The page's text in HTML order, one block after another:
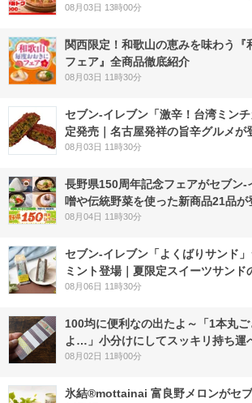
08月03日 13時00分
関西限定！和歌山の恵みを味わう『
フェア』全商品徹底紹介
08月03日 11時30分
セブン-イレブン「激辛！台湾ミン
定発売｜名古屋発祥の旨辛グルメが
08月03日 11時30分
長野県150周年記念フェアがセブ
噌や伝統野菜を使った新商品21品が
08月04日 11時30分
セブン‐イレブン「よくばりサンド
ミント登場｜夏限定スイーツサンド
08月06日 11時30分
100均に便利なの出たよ～「1本丸
よ…」小分けにしてスッキリ持ち運
08月02日 11時00分
氷結®mottainai 富良野メロンがセ